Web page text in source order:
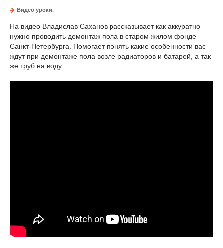
Видео уроки.
На видео Владислав Саханов рассказывает как аккуратно
нужно проводить демонтаж пола в старом жилом фонде
Санкт-Петербурга. Помогает понять какие особенности вас
ждут при демонтаже пола возле радиаторов и батарей, а так
же труб на воду.